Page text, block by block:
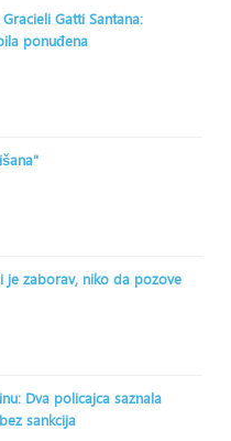
Gatti Santana:
ponuđena
je zaborav, niko da pozove
Dva policajca saznala
sankcija